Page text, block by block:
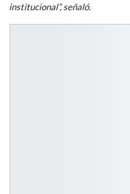
institucional”, señaló.